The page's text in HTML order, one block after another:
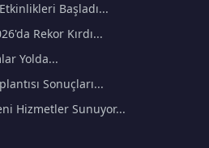
Başladı...
Rekor Kırdı...
Yolda...
Sonuçları...
Hizmetler Sunuyor...